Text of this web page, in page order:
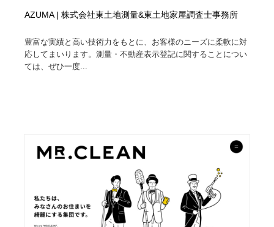
AZUMA | 株式会社東土地測量&東土地家屋調査士事務所
豊富な実績と高い技術力をもとに、お客様のニーズに柔軟に対
応してまいります。測量・不動産表示登記に関することについ
ては、ぜひ一度...